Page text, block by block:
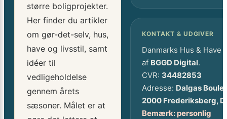
større boligprojekter.
Her finder du artikler
om gør-det-selv, hus,
have og livsstil, samt
idéer til
vedligeholdelse
gennem årets
sæsoner. Målet er at
KONTAKT & UDGIVER
Danmarks Hus & Have
af BGGD Digital.
CVR: 34482853
Adresse: Dalgas
2000 Frederiksberg,
Bemærk: personlig